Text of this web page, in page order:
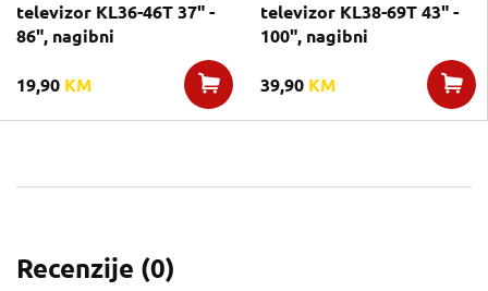
televizor KL36-46T 37" -
86", nagibni
19,90 KM
televizor KL38-69T 43" -
100", nagibni
39,90 KM
Recenzije (0)